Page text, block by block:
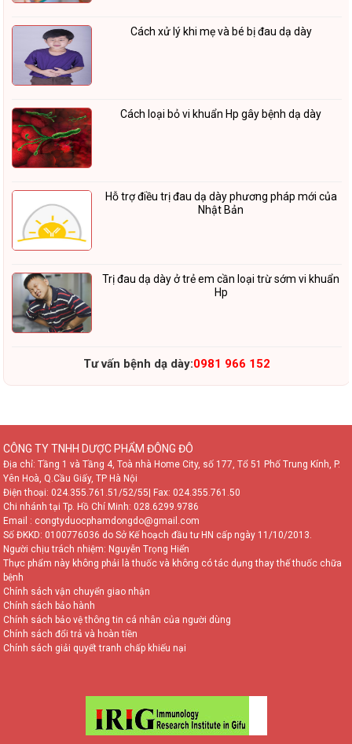
Cách xử lý khi mẹ và bé bị đau dạ dày
Cách loại bỏ vi khuẩn Hp gây bệnh dạ dày
Hỗ trợ điều trị đau dạ dày phương pháp mới của
Nhật Bản
Trị đau dạ dày ở trẻ em cần loại trừ sớm vi khuẩn
Hp
Tư vấn bệnh dạ dày:0981 966 152
CÔNG TY TNHH DƯỢC PHẨM ĐÔNG ĐÔ
Địa chỉ: Tầng 1 và Tầng 4, Toà nhà Home City, số 177, Tổ 51 Phố Trung Kính, P.
Yên Hoà, Q.Cầu Giấy, TP Hà Nội
Điện thoại: 024.355.761.51/52/55
| Fax: 024.355.761.50
Chi nhánh tại Tp. Hồ Chí Minh: 028.6299.9786
Email : congtyduocphamdongdo@gmail.com
Số ĐKKD: 0100776036 do Sở Kế hoạch đầu tư HN cấp ngày 11/10/2013.
Người chịu trách nhiệm: Nguyễn Trọng Hiển
Thực phẩm này không phải là thuốc và không có tác dụng thay thế thuốc chữa
bệnh
Chính sách vận chuyển giao nhận
Chính sách bảo hành
Chính sách bảo vệ thông tin cá nhân của người dùng
Chính sách đổi trả và hoàn tiền
Chính sách giải quyết tranh chấp khiếu nại